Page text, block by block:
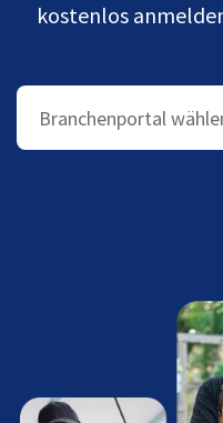
kostenlos
Branchenportal